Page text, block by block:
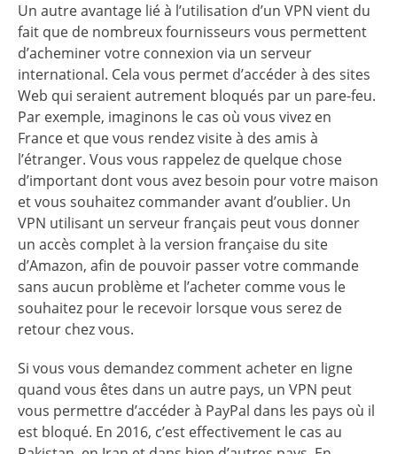
Un autre avantage lié à l’utilisation d’un VPN vient du
fait que de nombreux fournisseurs vous permettent
d’acheminer votre connexion via un serveur
international. Cela vous permet d’accéder à des sites
Web qui seraient autrement bloqués par un pare-feu.
Par exemple, imaginons le cas où vous vivez en
France et que vous rendez visite à des amis à
l’étranger. Vous vous rappelez de quelque chose
d’important dont vous avez besoin pour votre maison
et vous souhaitez commander avant d’oublier. Un
VPN utilisant un serveur français peut vous donner
un accès complet à la version française du site
d’Amazon, afin de pouvoir passer votre commande
sans aucun problème et l’acheter comme vous le
souhaitez pour le recevoir lorsque vous serez de
retour chez vous.
Si vous vous demandez comment acheter en ligne
quand vous êtes dans un autre pays, un VPN peut
vous permettre d’accéder à PayPal dans les pays où il
est bloqué. En 2016, c’est effectivement le cas au